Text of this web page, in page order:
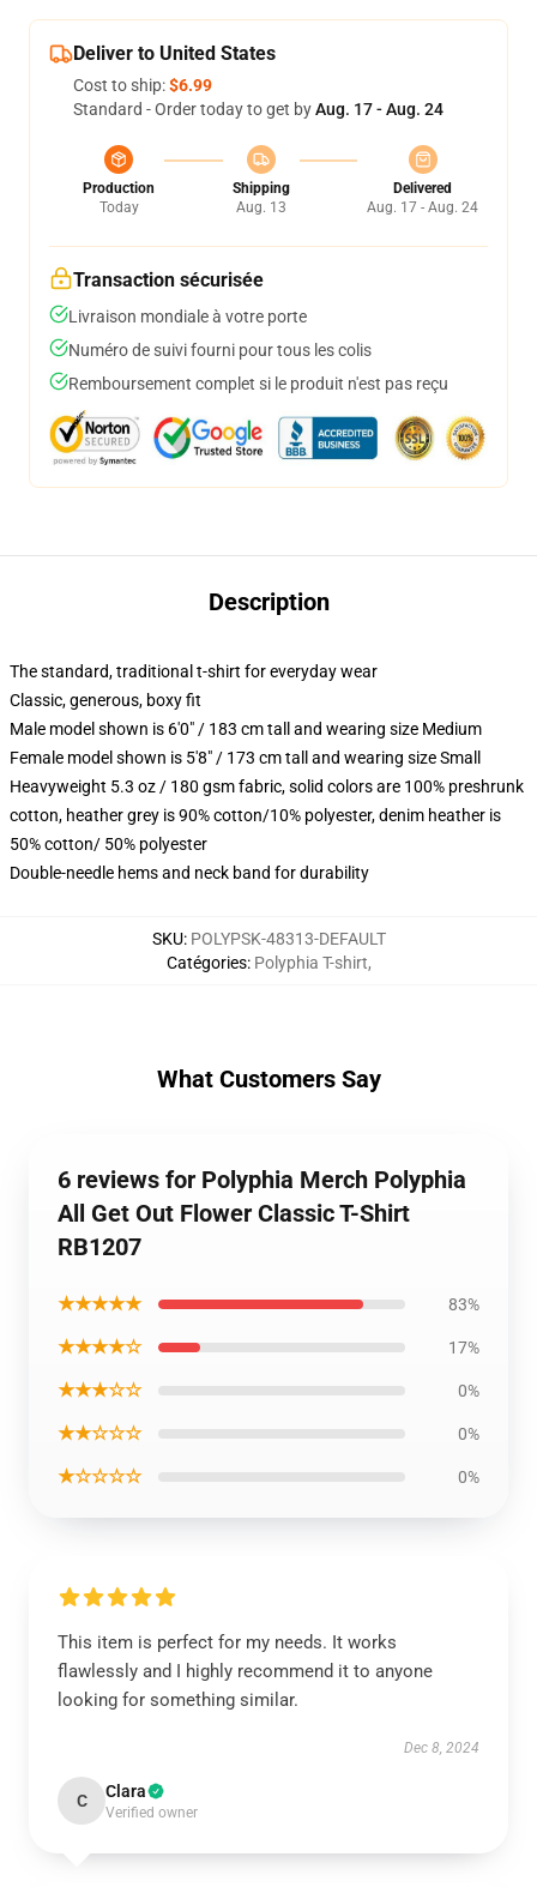
Deliver to United States
Cost to ship:$6.99
Standard - Order today to get byAug. 17 - Aug. 24
Production
Today
Shipping
Aug. 13
Delivered
Aug. 17 - Aug. 24
Transaction sécurisée
Livraison mondiale à votre porte
Numéro de suivi fourni pour tous les colis
Remboursement complet si le produit n'est pas reçu
Description
The standard, traditional t-shirt for everyday wear
Classic, generous, boxy fit
Male model shown is 6'0" / 183 cm tall and wearing size Medium
Female model shown is 5'8" / 173 cm tall and wearing size Small
Heavyweight 5.3 oz / 180 gsm fabric, solid colors are 100% preshrunk
cotton, heather grey is 90% cotton/10% polyester, denim heather is
50% cotton/ 50% polyester
Double-needle hems and neck band for durability
SKU: POLYPSK-48313-DEFAULT
Catégories: Polyphia T-shirt,
What Customers Say
6 reviews for Polyphia Merch Polyphia
All Get Out Flower Classic T-Shirt
RB1207
★★★★★ 83%
★★★★☆ 17%
★★★☆☆ 0%
★★☆☆☆ 0%
★☆☆☆☆ 0%
This item is perfect for my needs. It works
flawlessly and I highly recommend it to anyone
looking for something similar.
Dec 8, 2024
C Clara
Verified owner